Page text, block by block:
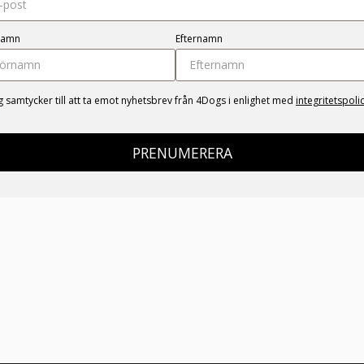
Efternamn
samtycker till att ta emot nyhetsbrev från 4Dogs i enlighet med
PRENUMERERA